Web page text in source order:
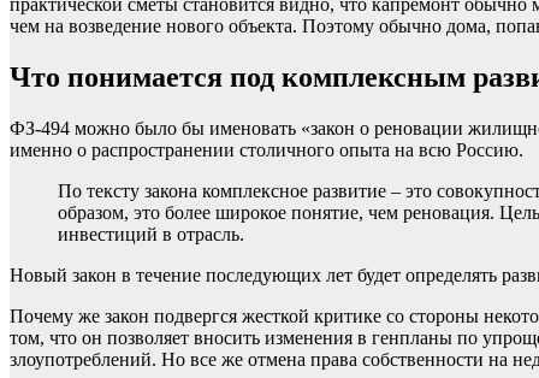
практической сметы становится видно, что капремонт обычно
чем на возведение нового объекта. Поэтому обычно дома,
Что понимается под комплексным
ФЗ-494 можно было бы именовать «закон о реновации
именно о распространении столичного опыта на всю Россию.
По тексту закона комплексное развитие – это
образом, это более широкое понятие, чем реновация.
инвестиций в отрасль.
Новый закон в течение последующих лет будет определять
Почему же закон подвергся жесткой критике со стороны
том, что он позволяет вносить изменения в генпланы по
злоупотреблений. Но все же отмена права собственности на